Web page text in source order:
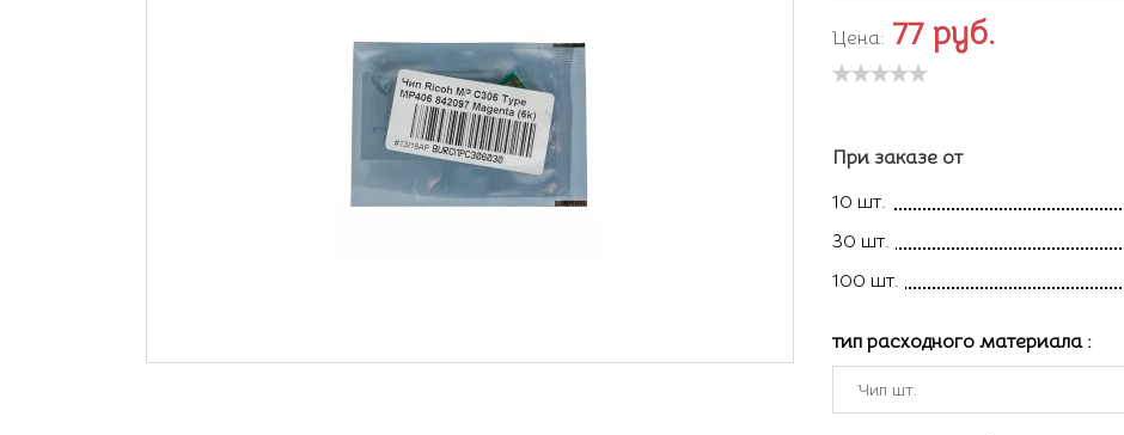
Цена: 77 руб.
При заказе от
10 шт.
30 шт.
100 шт.
тип расходного материала :